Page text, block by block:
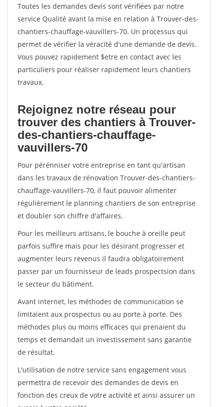
Toutes les demandes devis sont vérifiées par notre
service Qualité avant la mise en relation à Trouver-des-
chantiers-chauffage-vauvillers-70. Un processus qui
permet de vérifier la véracité d'une demande de devis.
Vous pouvez rapidement $etre en contact avec les
particuliers pour réaliser rapidement leurs chantiers
travaux.
Rejoignez notre réseau pour
trouver des chantiers à Trouver-
des-chantiers-chauffage-
vauvillers-70
Pour pérénniser votre entreprise en tant qu'artisan
dans les travaux de rénovation Trouver-des-chantiers-
chauffage-vauvillers-70, il faut pouvoir alimenter
régulièrement le planning chantiers de son entreprise
et doubler son chiffre d'affaires.
Pour les meilleurs artisans, le bouche à oreille peut
parfois suffire mais pour les désirant progresser et
augmenter leurs revenus il faudra obligatoirement
passer par un fournisseur de leads prospectsion dans
le secteur du bâtiment.
Avant internet, les méthodes de communication se
limitaient aux prospectus ou au porte à porte. Des
méthodes plus ou moins efficaces qui prenaient du
temps et demandait un investissement sans garantie
de résultat.
L'utilisation de notre service sans engagement vous
permettra de recevoir des demandes de devis en
fonction des creux de votre activité et ainsi assurer un